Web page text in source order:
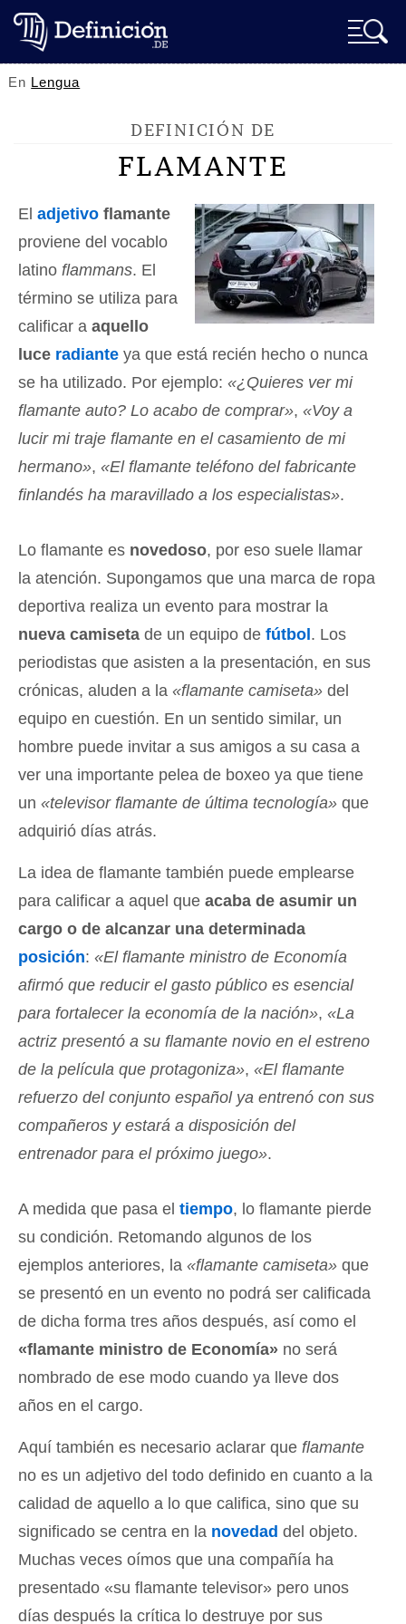
En Lengua
DEFINICIÓN DE
FLAMANTE
El adjetivo flamante
proviene del vocablo
latino flammans. El
término se utiliza para
calificar a aquello
luce radiante ya que está recién hecho o nunca
se ha utilizado. Por ejemplo: «¿Quieres ver mi
flamante auto? Lo acabo de comprar», «Voy a
lucir mi traje flamante en el casamiento de mi
hermano», «El flamante teléfono del fabricante
finlandés ha maravillado a los especialistas».
Lo flamante es novedoso, por eso suele llamar
la atención. Supongamos que una marca de ropa
deportiva realiza un evento para mostrar la
nueva camiseta de un equipo de fútbol . Los
periodistas que asisten a la presentación, en sus
crónicas, aluden a la «flamante camiseta» del
equipo en cuestión. En un sentido similar, un
hombre puede invitar a sus amigos a su casa a
ver una importante pelea de boxeo ya que tiene
un «televisor flamante de última tecnología» que
adquirió días atrás.
La idea de flamante también puede emplearse
para calificar a aquel que acaba de asumir un
cargo o de alcanzar una determinada
posición: «El flamante ministro de Economía
afirmó que reducir el gasto público es esencial
para fortalecer la economía de la nación», «La
actriz presentó a su flamante novio en el estreno
de la película que protagoniza», «El flamante
refuerzo del conjunto español ya entrenó con sus
compañeros y estará a disposición del
entrenador para el próximo juego».
A medida que pasa el tiempo, lo flamante pierde
su condición. Retomando algunos de los
ejemplos anteriores, la «flamante camiseta» que
se presentó en un evento no podrá ser calificada
de dicha forma tres años después, así como el
«flamante ministro de Economía» no será
nombrado de ese modo cuando ya lleve dos
años en el cargo.
Aquí también es necesario aclarar que flamante
no es un adjetivo del todo definido en cuanto a la
calidad de aquello a lo que califica, sino que su
significado se centra en la novedad del objeto.
Muchas veces oímos que una compañía ha
presentado «su flamante televisor» pero unos
días después la crítica lo destruye por sus